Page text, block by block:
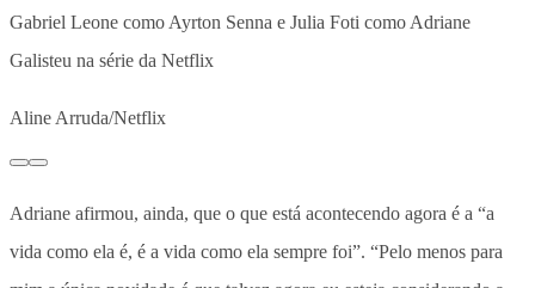
Gabriel Leone como Ayrton Senna e Julia Foti como Adriane
Galisteu na série da Netflix
Aline Arruda/Netflix
Adriane afirmou, ainda, que o que está acontecendo agora é a “a
vida como ela é, é a vida como ela sempre foi”. “Pelo menos para